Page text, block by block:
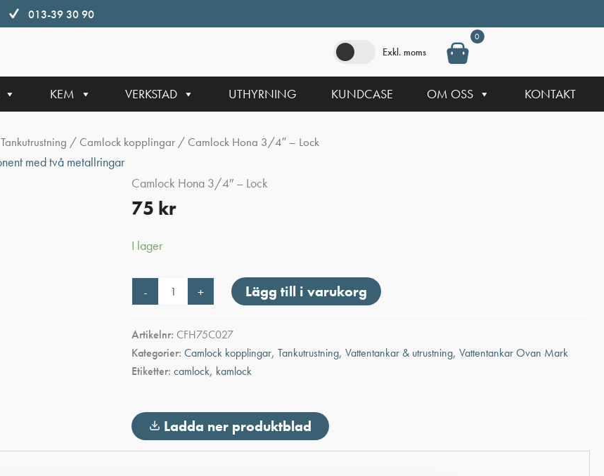
013-39 30 90
Exkl. moms
0
KEM VERKSTAD UTHYRNING KUNDCASE OM OSS KONTAKT
Tankutrustning / Camlock kopplingar / Camlock Hona 3/4″ – Lock
Camlock Hona 3/4″ – Lock
75 kr
I lager
-
Hona
Lock
mängd
+ Lägg till i varukorg
Artikelnr: CFH75C027
Kategorier: Camlock kopplingar, Tankutrustning, Vattentankar & utrustning, Vattentankar Ovan Mark
Etiketter: camlock, kamlock
Ladda ner produktblad